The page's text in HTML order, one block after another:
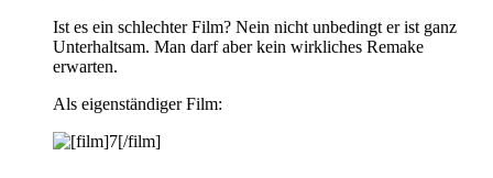
Ist es ein schlechter Film? Nein nicht unbedingt er ist ganz
Unterhaltsam. Man darf aber kein wirkliches Remake
erwarten.
Als eigenständiger Film: